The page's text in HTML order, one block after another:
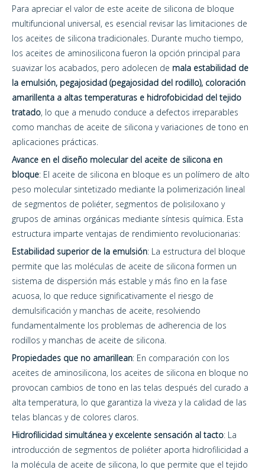
Para apreciar el valor de este aceite de silicona de bloque
multifuncional universal, es esencial revisar las limitaciones de
los aceites de silicona tradicionales. Durante mucho tiempo,
los aceites de aminosilicona fueron la opción principal para
suavizar los acabados, pero adolecen de mala estabilidad de
la emulsión, pegajosidad (pegajosidad del rodillo), coloración
amarillenta a altas temperaturas e hidrofobicidad del tejido
tratado, lo que a menudo conduce a defectos irreparables
como manchas de aceite de silicona y variaciones de tono en
aplicaciones prácticas.
Avance en el diseño molecular del aceite de silicona en
bloque: El aceite de silicona en bloque es un polímero de alto
peso molecular sintetizado mediante la polimerización lineal
de segmentos de poliéter, segmentos de polisiloxano y
grupos de aminas orgánicas mediante síntesis química. Esta
estructura imparte ventajas de rendimiento revolucionarias:
Estabilidad superior de la emulsión: La estructura del bloque
permite que las moléculas de aceite de silicona formen un
sistema de dispersión más estable y más fino en la fase
acuosa, lo que reduce significativamente el riesgo de
demulsificación y manchas de aceite, resolviendo
fundamentalmente los problemas de adherencia de los
rodillos y manchas de aceite de silicona.
Propiedades que no amarillean: En comparación con los
aceites de aminosilicona, los aceites de silicona en bloque no
provocan cambios de tono en las telas después del curado a
alta temperatura, lo que garantiza la viveza y la calidad de las
telas blancas y de colores claros.
Hidrofilicidad simultánea y excelente sensación al tacto: La
introducción de segmentos de poliéter aporta hidrofilicidad a
la molécula de aceite de silicona, lo que permite que el tejido